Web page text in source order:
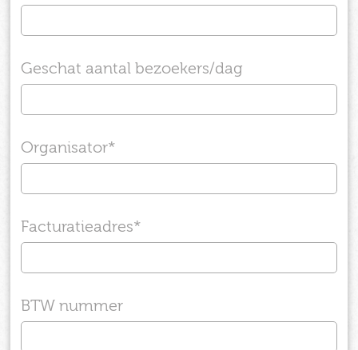
Geschat aantal bezoekers/dag
Organisator*
Facturatieadres*
BTW nummer